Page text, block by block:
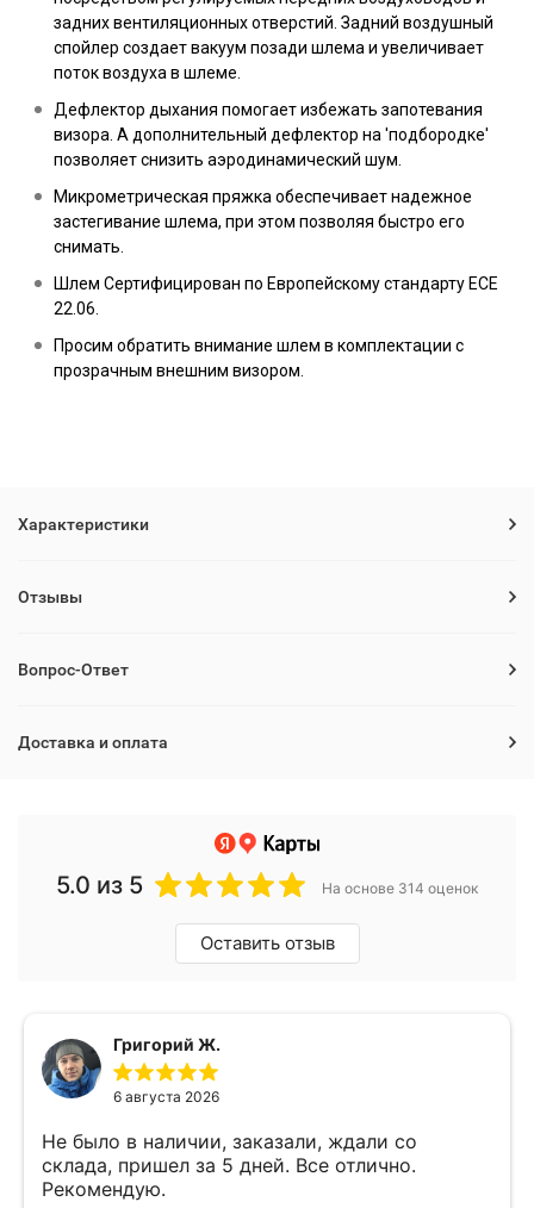
задних вентиляционных отверстий. Задний воздушный
спойлер создает вакуум позади шлема и увеличивает
поток воздуха в шлеме.
Дефлектор дыхания помогает избежать запотевания
визора. А дополнительный дефлектор на 'подбородке'
позволяет снизить аэродинамический шум.
Микрометрическая пряжка обеспечивает надежное
застегивание шлема, при этом позволяя быстро его
снимать.
Шлем Сертифицирован по Европейскому стандарту ECE
22.06.
Просим обратить внимание шлем в комплектации с
прозрачным внешним визором.
Характеристики
Отзывы
Вопрос-Ответ
Доставка и оплата